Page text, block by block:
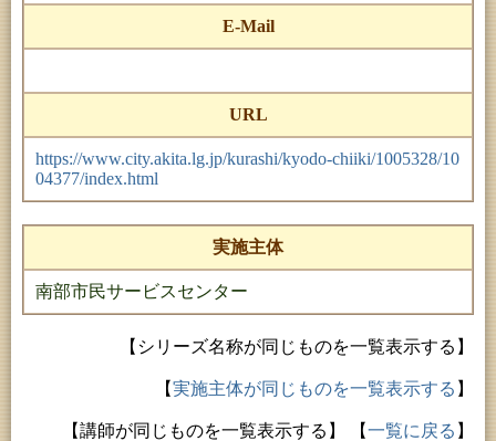
E-Mail
URL
https://www.city.akita.lg.jp/kurashi/kyodo-chiiki/1005328/10
04377/index.html
実施主体
南部市民サービスセンター
【シリーズ名称が同じものを一覧表示する】
【実施主体が同じものを一覧表示する 】
【講師が同じものを一覧表示する】 【一覧に戻る 】